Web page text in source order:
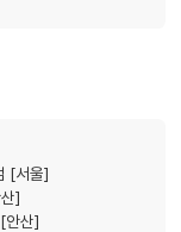
[서울]
]
안산]